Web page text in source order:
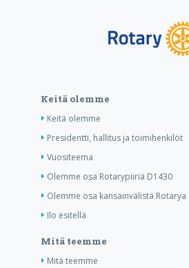
Keitä olemme
Keitä olemme
Presidentti, hallitus ja toimihenkilöt
Vuositeema
Olemme osa Rotarypiiriä D1430
Olemme osa kansainvälistä Rotarya
Ilo esitellä
Mitä teemme
Mitä teemme